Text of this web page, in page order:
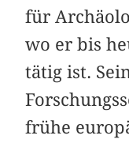
für
wo er bis
tätig ist.
frühe